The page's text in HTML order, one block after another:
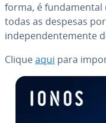
forma, é fun­da­men­tal
todas as despesas
in­de­pen­den­te­mente
Cliqueaqui para
Ir para o menu principal